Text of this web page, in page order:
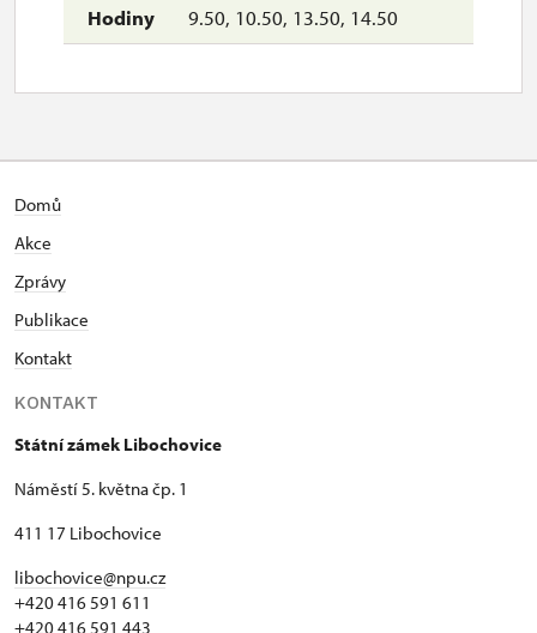
9.50, 10.50, 13.50, 14.50
Domů
Akce
Zprávy
Publikace
Kontakt
KONTAKT
Státní zámek Libochovice
Náměstí 5. května čp. 1
411 17 Libochovice
libochovice@npu.cz
+420 416 591 611
+420 416 591 443